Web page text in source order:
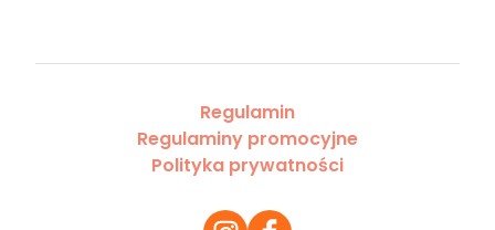
Regulamin
Regulaminy promocyjne
Polityka prywatności